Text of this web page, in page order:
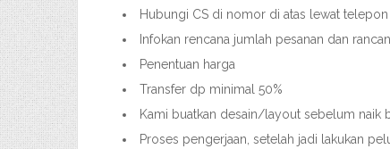
Hubungi CS di nomor di atas lewat telepon
Infokan rencana jumlah pesanan dan
Penentuan harga
Transfer dp minimal 50%
Kami buatkan desain/layout sebelum naik
Proses pengerjaan, setelah jadi lakukan